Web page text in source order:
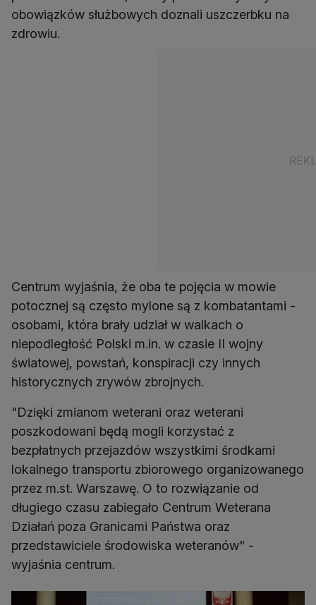
obowiązków służbowych doznali uszczerbku na
zdrowiu.
Centrum wyjaśnia, że oba te pojęcia w mowie
potocznej są często mylone są z kombatantami -
osobami, która brały udział w walkach o
niepodległość Polski m.in. w czasie II wojny
światowej, powstań, konspiracji czy innych
historycznych zrywów zbrojnych.
"Dzięki zmianom weterani oraz weterani
poszkodowani będą mogli korzystać z
bezpłatnych przejazdów wszystkimi środkami
lokalnego transportu zbiorowego organizowanego
przez m.st. Warszawę. O to rozwiązanie od
długiego czasu zabiegało Centrum Weterana
Działań poza Granicami Państwa oraz
przedstawiciele środowiska weteranów" -
wyjaśnia centrum.